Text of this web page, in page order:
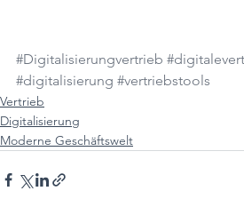
#Digitalisierungvertrieb
#digitalisierung #vertriebstools
Vertrieb
Digitalisierung
Moderne Geschäftswelt